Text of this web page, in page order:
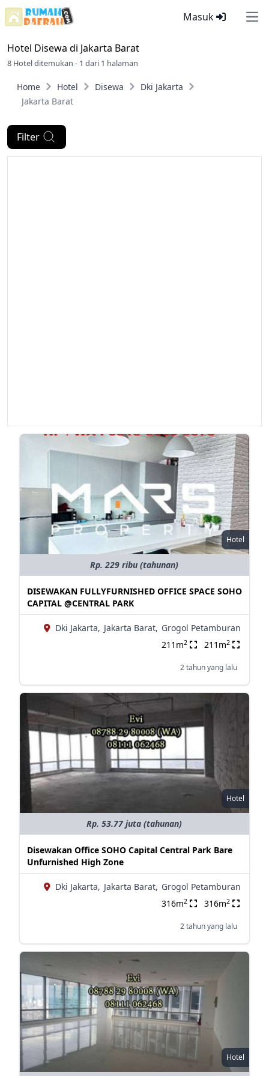
Masuk
Hotel Disewa di Jakarta Barat
8 Hotel ditemukan - 1 dari 1 halaman
Home Hotel Disewa
Dki Jakarta
Jakarta Barat
Filter
Hotel
Rp. 229 ribu (tahunan)
DISEWAKAN FULLYFURNISHED OFFICE SPACE SOHO
CAPITAL @‌CENTRAL PARK
Dki Jakarta, Jakarta Barat, Grogol Petamburan
211m2 211m2
2 tahun yang lalu
Hotel
Rp. 53.77 juta (tahunan)
Disewakan Office SOHO Capital Central Park Bare
Unfurnished High Zone
Dki Jakarta, Jakarta Barat, Grogol Petamburan
316m2 316m2
2 tahun yang lalu
Hotel